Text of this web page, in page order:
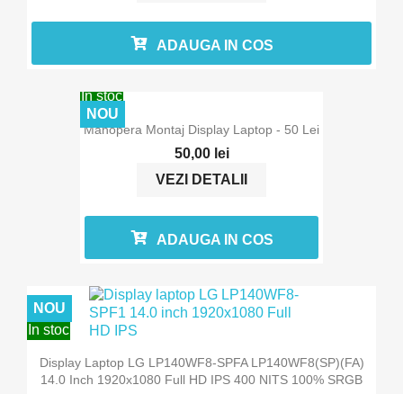
ADAUGA IN COS
In stoc
Manopera Montaj Display Laptop - 50 Lei
50,00 lei
VEZI DETALII
NOU
ADAUGA IN COS
In stoc
Display Laptop LG LP140WF8-SPFA LP140WF8(SP)(FA)
14.0 Inch 1920x1080 Full HD IPS 400 NITS 100% SRGB
NOU